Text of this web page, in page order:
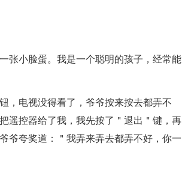
张小脸蛋。我是一个聪明的孩子，经常能
，电视没得看了，爷爷按来按去都弄不
遥控器给了我，我先按了＂退出＂键，再
爷夸奖道：＂我弄来弄去都弄不好，你一